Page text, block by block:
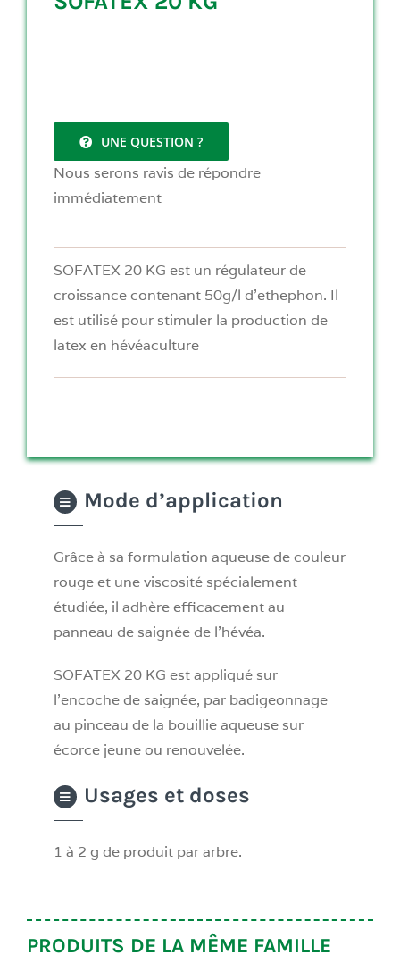
UNE QUESTION ?
Nous serons ravis de répondre
immédiatement
SOFATEX 20 KG est un régulateur de
croissance contenant 50g/l d’ethephon. Il
est utilisé pour stimuler la production de
latex en hévéaculture
Mode d’application
Grâce à sa formulation aqueuse de couleur
rouge et une viscosité spécialement
étudiée, il adhère efficacement au
panneau de saignée de l’hévéa.
SOFATEX 20 KG est appliqué sur
l’encoche de saignée, par badigeonnage
au pinceau de la bouillie aqueuse sur
écorce jeune ou renouvelée.
Usages et doses
1 à 2 g de produit par arbre.
PRODUITS DE LA MÊME FAMILLE